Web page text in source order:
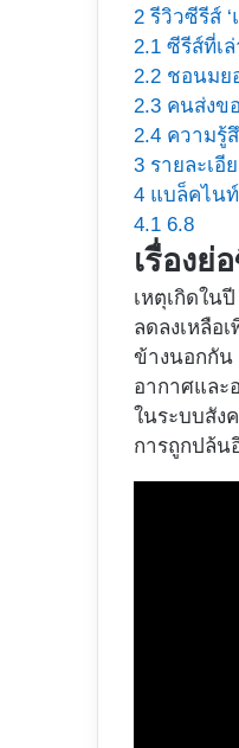
2 รีวิวซีรีส์
2.1 ซีรีส์ที่เ
2.2 ชอนมย
2.3 คนส่งข
2.4 ความรู้
3 รายละเอี
4 แบล็คไนท์
4.1 6.8
เรื่องย่
เหตุเกิดใน
ลดลงเหลือ
ข้างนอกกัน
อากาศและ
ในระบบสัง
การถูกปล้น